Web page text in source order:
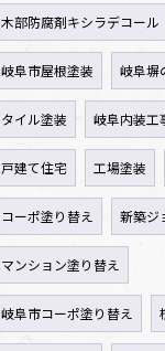
木部防腐剤キシラデコール
岐阜市屋根塗装 岐阜塀
タイル塗装 岐阜内装工
戸建て住宅 工場塗装
コーポ塗り替え 新築ジ
マンション塗り替え
岐阜市コーポ塗り替え